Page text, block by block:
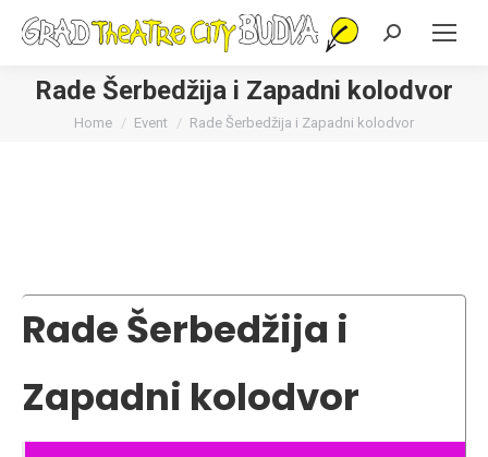
Search:
Rade Šerbedžija i Zapadni kolodvor
You are here:
Home Event Rade Šerbedžija i Zapadni kolodvor
Rade Šerbedžija i
Zapadni kolodvor